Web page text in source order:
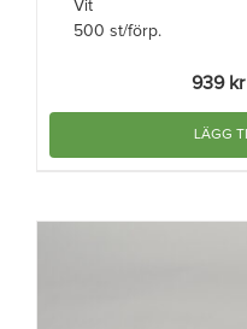
Vit
500 st/förp.
939 kr
LÄGG